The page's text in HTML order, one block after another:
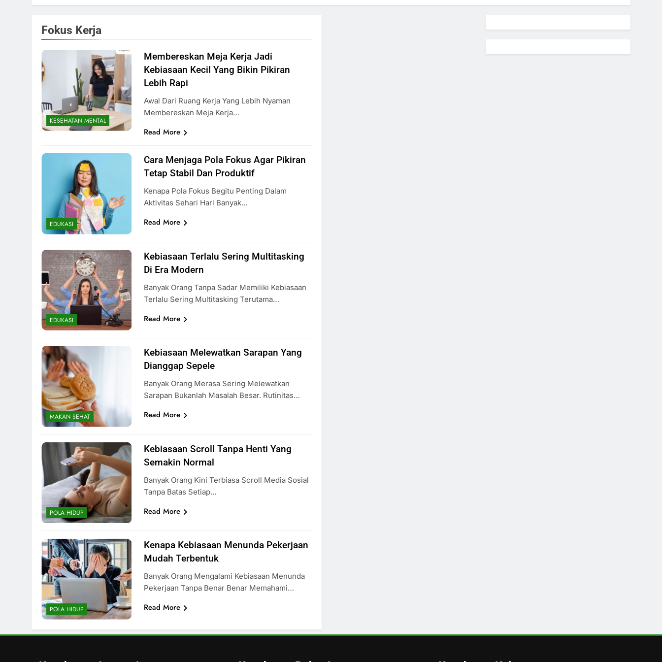
Fokus Kerja
KESEHATAN MENTAL
Membereskan Meja Kerja Jadi
Kebiasaan Kecil Yang Bikin Pikiran
Lebih Rapi
Awal Dari Ruang Kerja Yang Lebih Nyaman
Membereskan Meja Kerja…
Read More
EDUKASI
Cara Menjaga Pola Fokus Agar Pikiran
Tetap Stabil Dan Produktif
Kenapa Pola Fokus Begitu Penting Dalam
Aktivitas Sehari Hari Banyak…
Read More
EDUKASI
Kebiasaan Terlalu Sering Multitasking
Di Era Modern
Banyak Orang Tanpa Sadar Memiliki Kebiasaan
Terlalu Sering Multitasking Terutama…
Read More
MAKAN SEHAT
Kebiasaan Melewatkan Sarapan Yang
Dianggap Sepele
Banyak Orang Merasa Sering Melewatkan
Sarapan Bukanlah Masalah Besar. Rutinitas…
Read More
POLA HIDUP
Kebiasaan Scroll Tanpa Henti Yang
Semakin Normal
Banyak Orang Kini Terbiasa Scroll Media Sosial
Tanpa Batas Setiap…
Read More
POLA HIDUP
Kenapa Kebiasaan Menunda Pekerjaan
Mudah Terbentuk
Banyak Orang Mengalami Kebiasaan Menunda
Pekerjaan Tanpa Benar Benar Memahami…
Read More